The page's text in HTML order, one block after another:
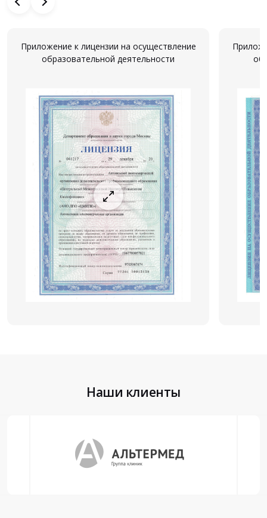
Приложение к лицензии на осуществление
образовательной деятельности
Наши клиенты